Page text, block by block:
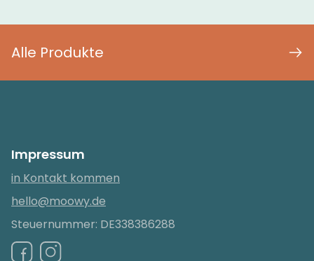
Alle Produkte
Impressum
in Kontakt kommen
hello@moowy.de
Steuernummer: DE338386288